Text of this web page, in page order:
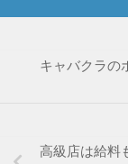
キャバクラの
高級店は給料